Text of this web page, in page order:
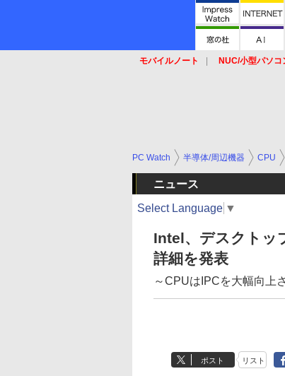
モバイルノート NUC/小型パソコ
PC Watch 半導体/周辺機器 CPU
ニュース
Select Language ▼
Intel、デスクトッ
詳細を発表
～CPUはIPCを大幅向上
ポスト リスト